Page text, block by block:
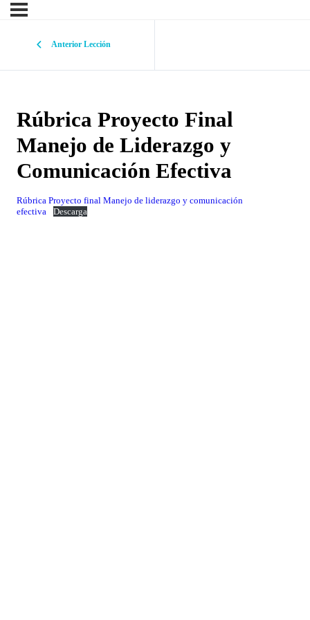
Anterior Lección
Rúbrica Proyecto Final
Manejo de Liderazgo y
Comunicación Efectiva
Rúbrica Proyecto final Manejo de liderazgo y comunicación
efectiva
Descarga